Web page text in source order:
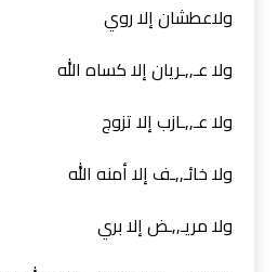
ولاعطشان إلا روي
ولا عـ,,ـريان إلا كساه الله
ولا عـ,,ـازب إلا تزوج
ولا خائـ,,ـف إلا أمنه الله
ولا مريـ,,ـض إلا بري